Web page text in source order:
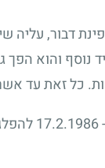
דבור,
נוסף והוא
כל זאת עד
17.2.1986